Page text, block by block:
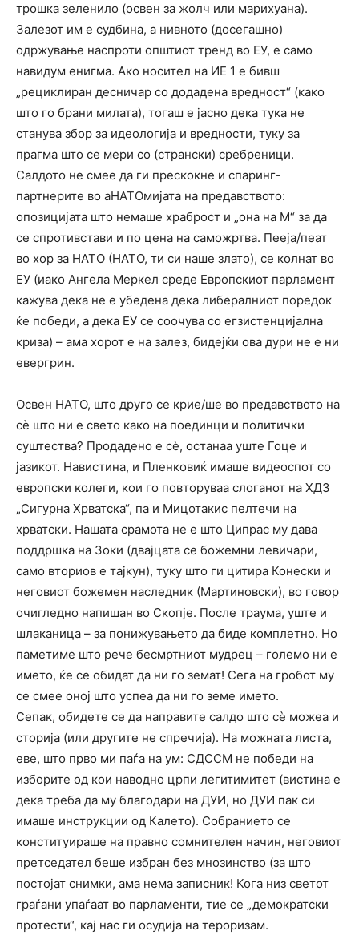
трошка зеленило (освен за жолч или марихуана).
Залезот им е судбина, а нивното (досегашно)
одржување наспроти општиот тренд во ЕУ, е само
навидум енигма. Ако носител на ИЕ 1 е бивш
„рециклиран десничар со додадена вредност“ (како
што го брани милата), тогаш е јасно дека тука не
станува збор за идеологија и вредности, туку за
прагма што се мери со (странски) сребреници.
Салдото не смее да ги прескокне и спаринг-
партнерите во аНАТОмијата на предавството:
опозицијата што немаше храброст и „она на М“ за да
се спротивстави и по цена на саможртва. Пееја/пеат
во хор за НАТО (НАТО, ти си наше злато), се колнат во
ЕУ (иако Ангела Меркел среде Европскиот парламент
кажува дека не е убедена дека либералниот поредок
ќе победи, а дека ЕУ се соочува со егзистенцијална
криза) – ама хорот е на залез, бидејќи ова дури не е ни
евергрин.
Освен НАТО, што друго се крие/ше во предавството на
сѐ што ни е свето како на поединци и политички
суштества? Продадено е сѐ, останаа уште Гоце и
јазикот. Навистина, и Пленковиќ имаше видеоспот со
европски колеги, кои го повторуваа слоганот на ХДЗ
„Сигурна Хрватска“, па и Мицотакис пелтечи на
хрватски. Нашата срамота не е што Ципрас му дава
поддршка на Зоки (двајцата се божемни левичари,
само вториов е тајкун), туку што ги цитира Конески и
неговиот божемен наследник (Мартиновски), во говор
очигледно напишан во Скопје. После траума, уште и
шлаканица – за понижувањето да биде комплетно. Но
паметиме што рече бесмртниот мудрец – големо ни е
името, ќе се обидат да ни го земат! Сега на гробот му
се смее оној што успеа да ни го земе името.
Сепак, обидете се да направите салдо што сѐ можеа и
сторија (или другите не спречија). На можната листа,
еве, што прво ми паѓа на ум: СДССМ не победи на
изборите од кои наводно црпи легитимитет (вистина е
дека треба да му благодари на ДУИ, но ДУИ пак си
имаше инструкции од Калето). Собранието се
конституираше на правно сомнителен начин, неговиот
претседател беше избран без мнозинство (за што
постојат снимки, ама нема записник! Кога низ светот
граѓани упаѓаат во парламенти, тие се „демократски
протести“, кај нас ги осудија на тероризам.